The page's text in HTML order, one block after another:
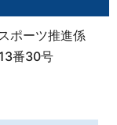
ポーツ推進係
番30号